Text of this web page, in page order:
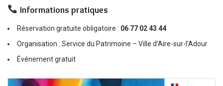
Informations pratiques
Réservation gratuite obligatoire : 06 77 02 43 44
Organisation : Service du Patrimoine – Ville d’Aire-sur-l’Adour
Événement gratuit